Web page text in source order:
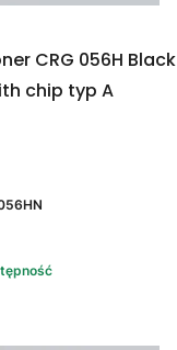
CRG 056H Black
chip typ A